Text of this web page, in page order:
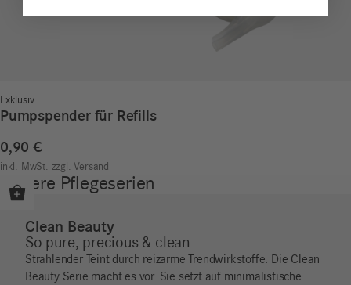
Exklusiv
Pumpspender für Refills
0,90 €
inkl. MwSt. zzgl. Versand
Unsere Pflegeserien
Clean Beauty
So pure, precious & clean
Strahlender Teint durch reizarme Trendwirkstoffe: Die Clean
Beauty Serie macht es vor. Sie setzt auf minimalistische